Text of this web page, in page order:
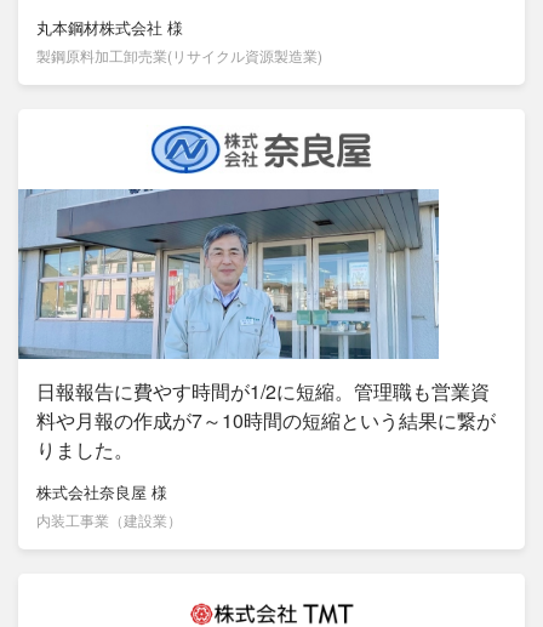
丸本鋼材株式会社 様
製鋼原料加工卸売業(リサイクル資源製造業)
日報報告に費やす時間が1/2に短縮。管理職も営業資
料や月報の作成が7～10時間の短縮という結果に繋が
りました。
株式会社奈良屋 様
内装工事業（建設業）